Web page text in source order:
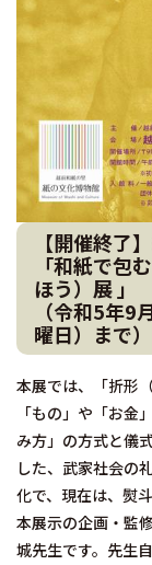
【開催終了
「和紙で包
ほう）展 」
（令和5年
曜日）まで）
本展では、「折形
「もの」や「お
み方」の方式と儀
した、武家社会の
化で、現在は、熨
本展示の企画・監
城先生です。先生